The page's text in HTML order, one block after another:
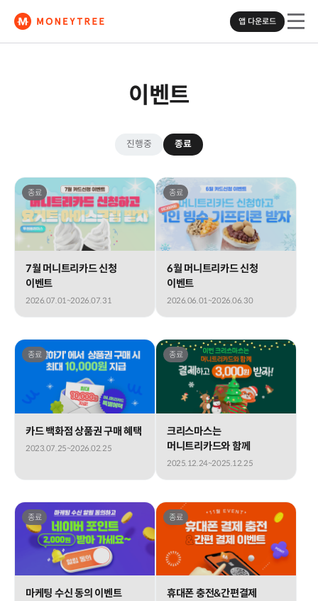
앱 다운로드
App Store Google Play
이벤트
진행중 종료
종료
7월 머니트리카드 신청
이벤트
2026.07.01~2026.07.31
종료
6월 머니트리카드 신청
이벤트
2026.06.01~2026.06.30
종료
카드 백화점 상품권 구매 혜택
2023.07.25~2026.02.25
종료
크리스마스는
머니트리카드와 함께
2025.12.24~2025.12.25
종료
마케팅 수신 동의 이벤트
종료
휴대폰 충전&간편결제